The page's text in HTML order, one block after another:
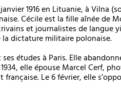
1916 en Lituanie, à Vilna
Cécile est la fille aînée de
et journalistes de langue
dictature militaire polonaise.
ses études à Paris. Elle
elle épouse Marcel Cerf,
française. Le 6 février, elle